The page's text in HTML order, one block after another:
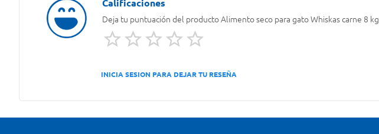
Deja tu puntuación del productoAlimento seco para gato Whiskas carne 8 kg
INICIA SESION PARA DEJAR TU RESEÑA